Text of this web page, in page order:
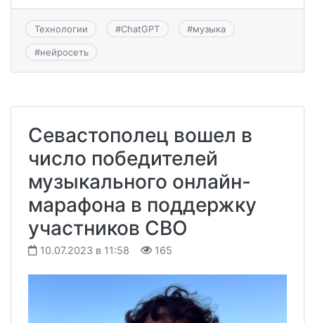
Технологии #ChatGPT #музыка
#нейросеть
Севастополец вошел в
число победителей
музыкального онлайн-
марафона в поддержку
участников СВО
10.07.2023 в 11:58 165